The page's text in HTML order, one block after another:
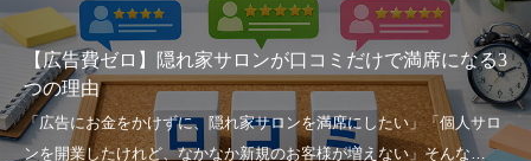
【広告費ゼロ】隠れ家サロンが口コミだけで満席になる3
つの理由